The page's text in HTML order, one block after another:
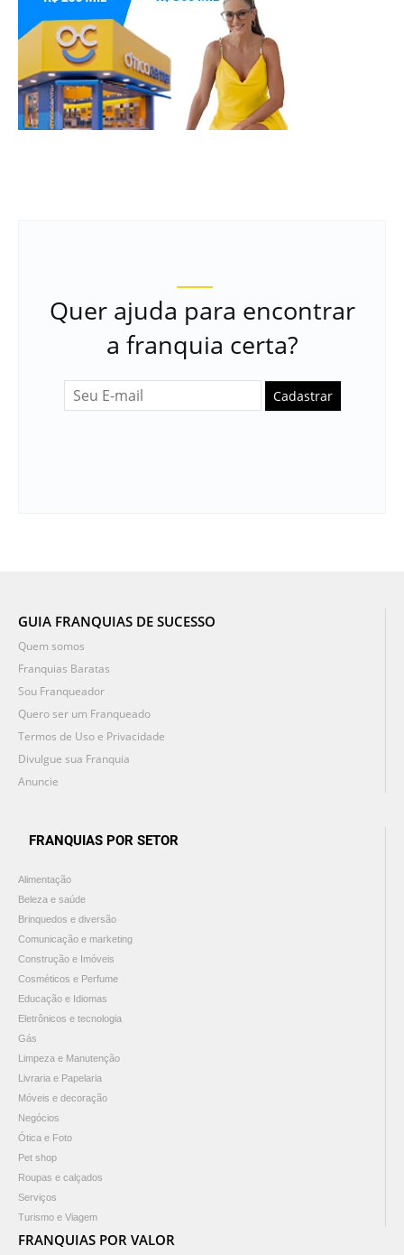
Quer ajuda para encontrar
a franquia certa?
Cadastrar
GUIA FRANQUIAS DE SUCESSO
Quem somos
Franquias Baratas
Sou Franqueador
Quero ser um Franqueado
Termos de Uso e Privacidade
Divulgue sua Franquia
Anuncie
FRANQUIAS POR SETOR
Alimentação
Beleza e saúde
Brinquedos e diversão
Comunicação e marketing
Construção e Imóveis
Cosméticos e Perfume
Educação e Idiomas
Eletrônicos e tecnologia
Gás
Limpeza e Manutenção
Livraria e Papelaria
Móveis e decoração
Negócios
Ótica e Foto
Pet shop
Roupas e calçados
Serviços
Turismo e Viagem
FRANQUIAS POR VALOR